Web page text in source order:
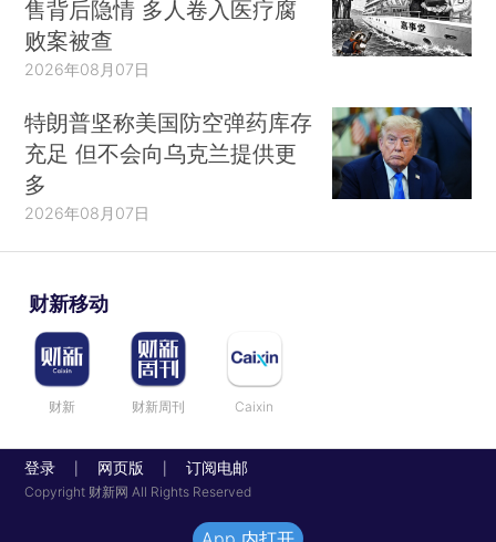
售背后隐情 多人卷入医疗腐
败案被查
2026年08月07日
特朗普坚称美国防空弹药库存
充足 但不会向乌克兰提供更
多
2026年08月07日
财新移动
财新 财新周刊 Caixin
登录 网页版 订阅电邮
Copyright 财新网 All Rights Reserved